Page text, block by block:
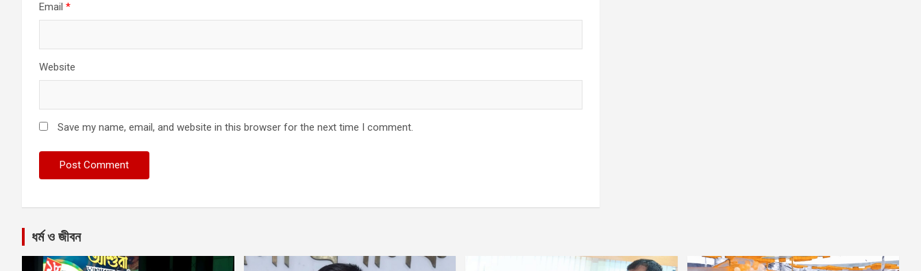
Email *
Website
Save my name, email, and website in this browser for the next time I comment.
ধর্ম ও জীবন